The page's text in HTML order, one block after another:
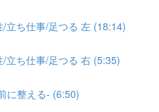
立ち仕事/足つる 左 (18:14)
立ち仕事/足つる 右 (5:35)
に整える- (6:50)